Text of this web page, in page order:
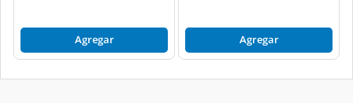
Agregar Agregar